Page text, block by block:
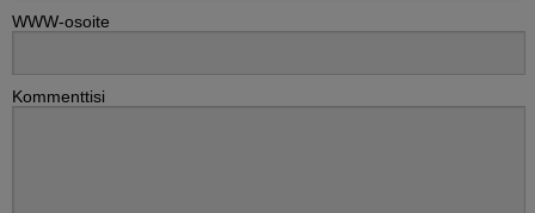
WWW-osoite
Kommenttisi